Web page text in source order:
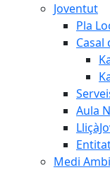
Joventut
Pla
Casal
Aula
Medi